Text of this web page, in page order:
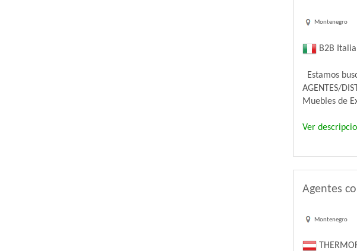
Montenegro
B2B Italia
Estamos
AGENTES/
Muebles de
Ver
Agentes
Montenegro